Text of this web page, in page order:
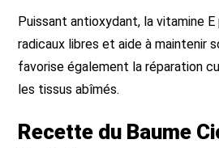
Puissant antioxydant, la vitamine
radicaux libres et aide à maintenir
favorise également la réparation
les tissus abîmés.
Recette du Baume